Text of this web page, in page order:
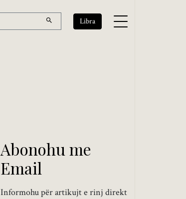
Libra
Abonohu me
Email
Informohu për artikujt e rinj direkt